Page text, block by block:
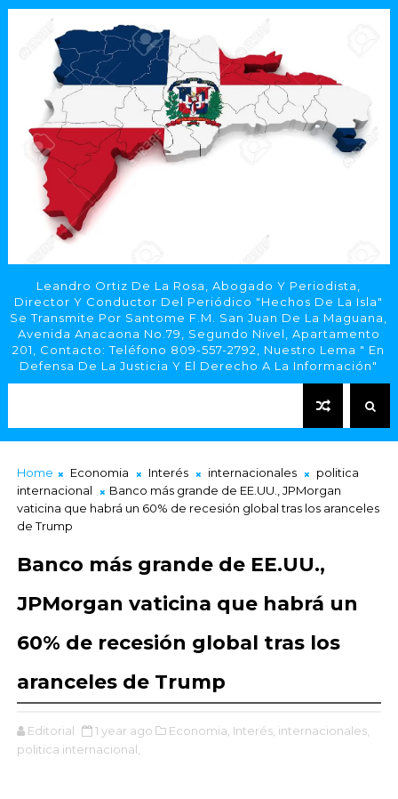
Leandro Ortiz De La Rosa, Abogado Y Periodista,
Director Y Conductor Del Periódico "Hechos De La Isla"
Se Transmite Por Santome F.M. San Juan De La Maguana,
Avenida Anacaona No.79, Segundo Nivel, Apartamento
201, Contacto: Teléfono 809-557-2792, Nuestro Lema " En
Defensa De La Justicia Y El Derecho A La Información"
Home Economia Interés internacionales
politica
internacional
Banco más grande de EE.UU., JPMorgan
vaticina que habrá un 60% de recesión global tras los aranceles
de Trump
Banco más grande de EE.UU.,
JPMorgan vaticina que habrá un
60% de recesión global tras los
aranceles de Trump
Editorial 1 year ago Economia, Interés, internacionales,
politica internacional,